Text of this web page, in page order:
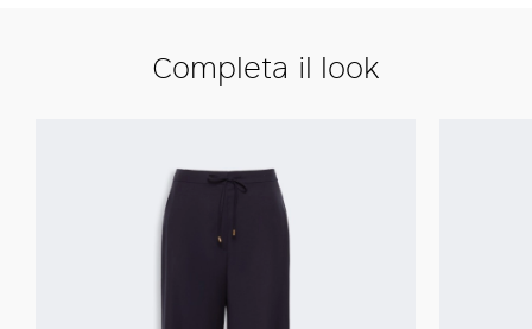
Completa il look